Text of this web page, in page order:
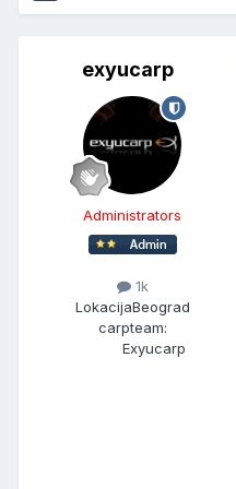
exyucarp
Administrators
1k
LokacijaBeograd
carpteam:
Exyucarp